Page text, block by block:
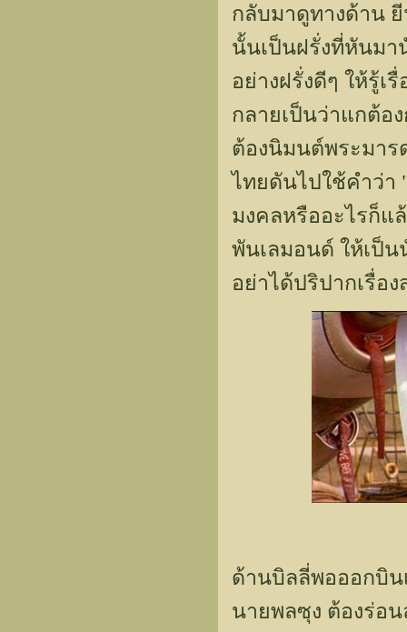
กลับมาดูทางด้าน
นั้นเป็นฝรั่งที่หันม
อย่างฝรั่งดีๆ ให้รู้เ
กลายเป็นว่าแกต้อ
ต้องนิมนต์พระมาร
ไทยดันไปใช้คำว่า
มงคลหรืออะไรก็แ
พันเลมอนด์ ให้เป็
อย่าได้ปริปากเรื่อ
ด้านบิลลี่พอออกบิน
นายพลซุง ต้องร่อ